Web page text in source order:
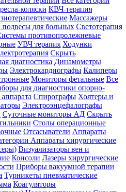
коляски КВЧ-терапия
Массажеры
для больных Светотерапия
противопролежневые
УВЧ терапия Ходунки
Скрыть
диагностика Динамометры
Электрокардиографы Калиперы
Мониторы фетальные Все
для диагностики опорно-
Спирографы Холтеры и
Электроэнцефалографы
Суточные мониторы АД Скрыть
Столы операционные
Отсасыватели Аппараты
Аппараты хирургические
Визуализаторы вен и
Консоли Лазеры хирургические
Приборы вакуумной терапии
Турникеты пневматические
Коагуляторы